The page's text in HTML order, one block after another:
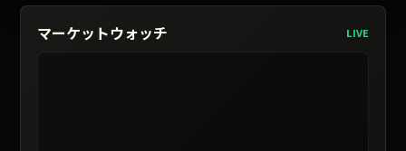
マーケットウォッチ LIVE